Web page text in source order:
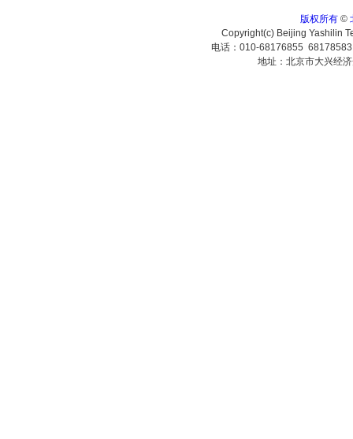
版权所有©
Copyright(c) Beijing Yashilin
电话：010-68176855
地址：北京市大兴经